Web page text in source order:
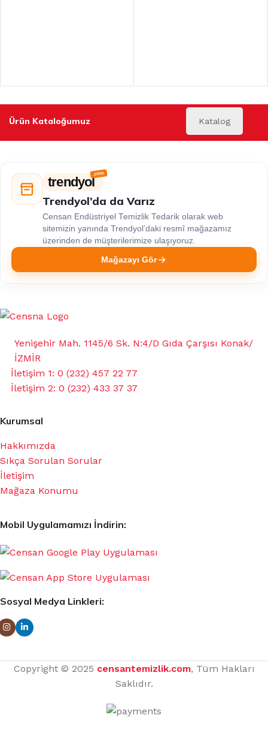
Ürün Kataloğumuz Katalog
trendyol
Trendyol’da da Varız
Censan Endüstriyel Temizlik Tedarik olarak web
sitemizin yanında Trendyol’daki resmî mağazamız
üzerinden de müşterilerimize ulaşıyoruz.
Mağazayı Gör
Yenişehir Mah. 1145/6 Sk. N:4/D Gıda Çarşısı Konak/
İZMİR
İletişim 1: 0 (232) 457 22 77
İletişim 2: 0 (232) 433 37 37
Kurumsal
Hakkımızda
Sıkça Sorulan Sorular
İletişim
Mağaza Konumu
Mobil Uygulamamızı İndirin:
Sosyal Medya Linkleri:
Copyright © 2025 censantemizlik.com, Tüm Hakları
Saklıdır.